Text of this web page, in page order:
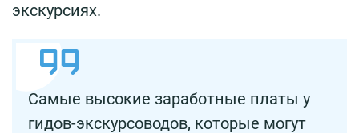
экскурсиях.
Самые высокие заработные платы у
гидов-экскурсоводов, которые могут